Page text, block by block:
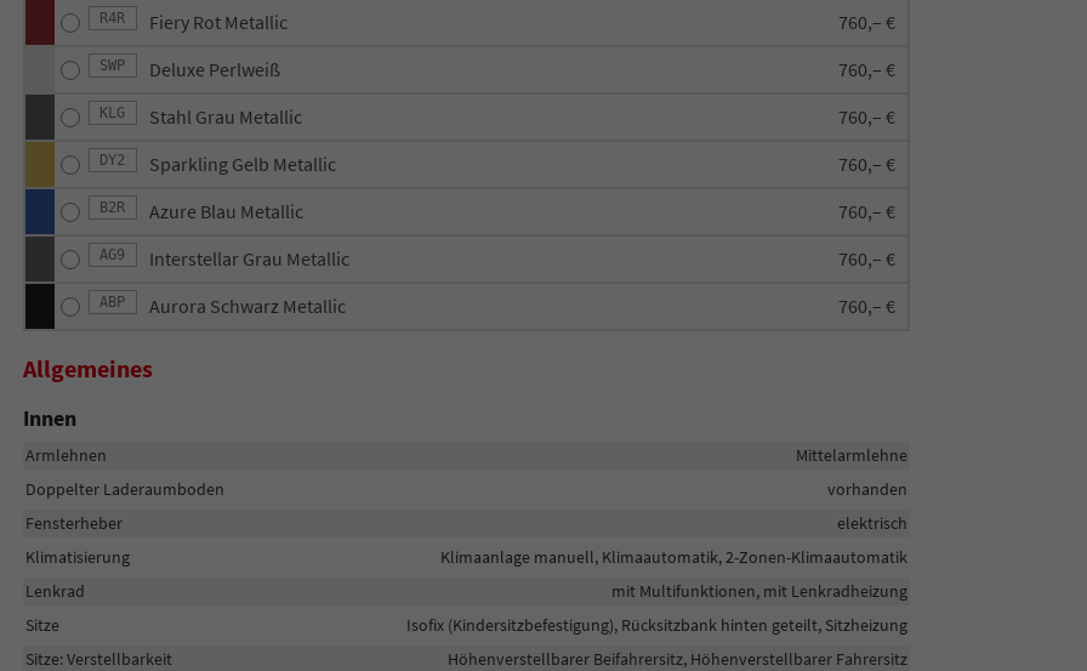
R4R Fiery Rot Metallic 760,– €
SWP Deluxe Perlweiß 760,– €
KLG Stahl Grau Metallic 760,– €
DY2 Sparkling Gelb Metallic 760,– €
B2R Azure Blau Metallic 760,– €
AG9 Interstellar Grau Metallic 760,– €
ABP Aurora Schwarz Metallic 760,– €
Allgemeines
Innen
Armlehnen
Mittelarmlehne
Doppelter Laderaumboden
vorhanden
Fensterheber
elektrisch
Klimatisierung
Klimaanlage manuell, Klimaautomatik, 2-Zonen-Klimaautomatik
Lenkrad
mit Multifunktionen, mit Lenkradheizung
Sitze
Isofix (Kindersitzbefestigung), Rücksitzbank hinten geteilt, Sitzheizung
Sitze: Verstellbarkeit
Höhenverstellbarer Beifahrersitz, Höhenverstellbarer Fahrersitz